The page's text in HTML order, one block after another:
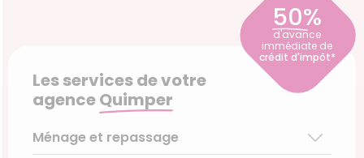
50%
d'avance
immédiate de
crédit d'impôt*
Les services de votre
agenceQuimper
Ménage et repassage